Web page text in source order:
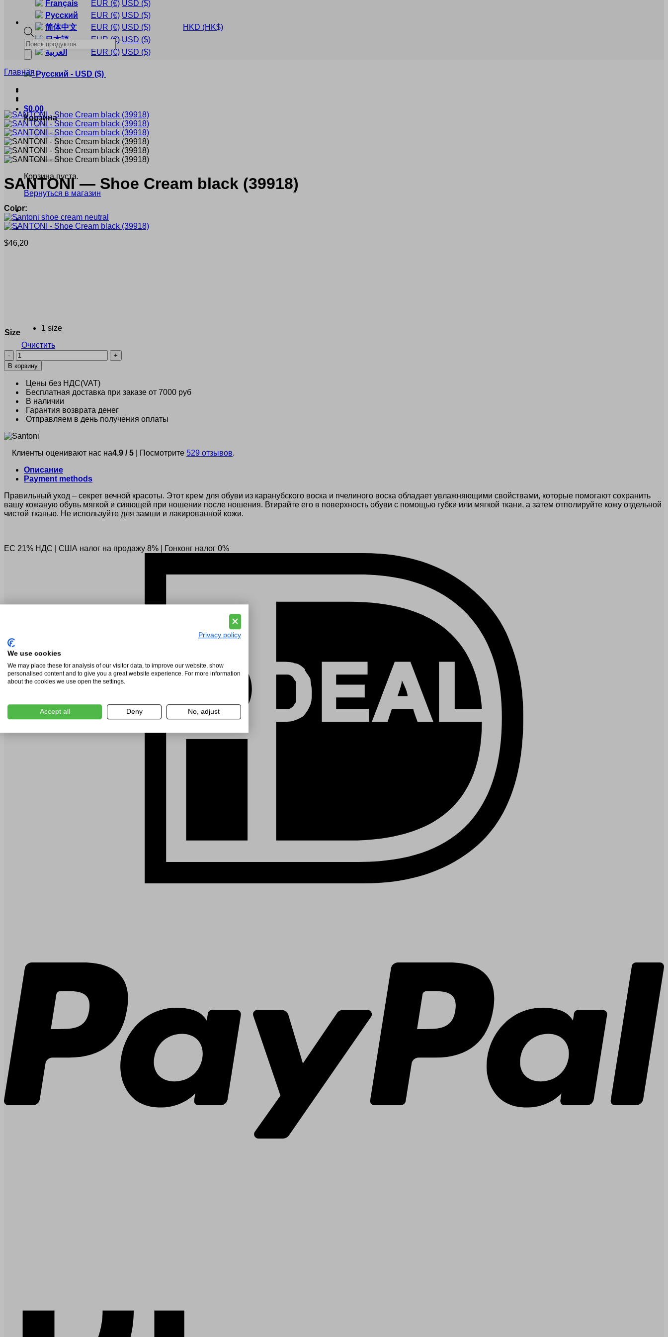
Français EUR (€) USD ($)
Русский
EUR (€) USD ($)
简体中文
EUR (€) USD ($) HKD (HK$)
日本語
EUR (€) USD ($)
العربية
EUR (€) USD ($)
Русский - USD ($)
$0,00
Корзина
Корзина пуста.
Вернуться в магазин
Products
search
Главная
SANTONI— Shoe Cream black (39918)
Color:
$46,20
Size
1 size
Очистить
Количество
товара
SANTONI
-
Shoe
Cream
black
(39918)
В корзину
Цены без НДС(VAT)
Бесплатная доставка при заказе от 7000 руб
В наличии
Гарантия возврата денег
Отправляем в день получения оплаты
Клиенты оценивают нас на4.9 / 5 | Посмотрите 529 отзывов.
Описание
Payment methods
Правильный уход – секрет вечной красоты. Этот крем для обуви из каранубского воска и пчелиного воска обладает увлажняющими свойствами, которые помогают сохранить
вашу кожаную обувь мягкой и сияющей при ношении после ношения. Втирайте его в поверхность обуви с помощью губки или мягкой ткани, а затем отполируйте кожу отдельной
чистой тканью. Не используйте для замши и лакированной кожи.
ЕС 21% НДС США налог на продажу 8% Гонконг налог 0%
Privacy policy
We use cookies
We may place these for analysis of our visitor data, to improve our website, show
personalised content and to give you a great website experience. For more information
about the cookies we use open the settings.
Accept all Deny No, adjust